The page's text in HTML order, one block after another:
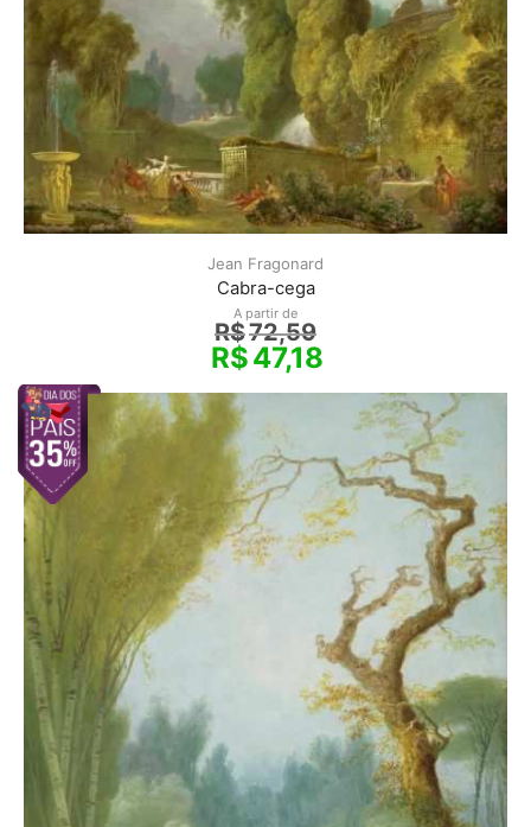
Jean Fragonard
Cabra-cega
A partir de
R$72,59
R$47,18